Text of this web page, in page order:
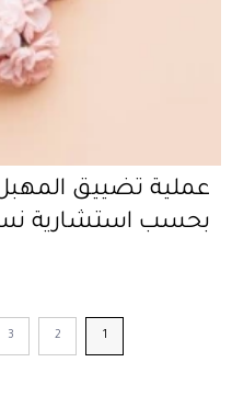
عملية تضييق المهبل
بحسب استشارية
1
2
3